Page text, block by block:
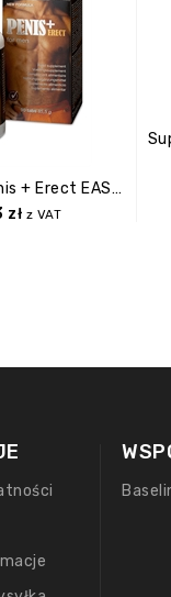
Supl.diety Penis + Erect EAST EFS
zł z VAT